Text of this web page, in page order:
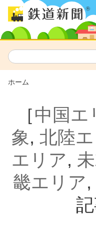
ホーム
［中国エ
象, 北陸
エリア,
畿エリア,